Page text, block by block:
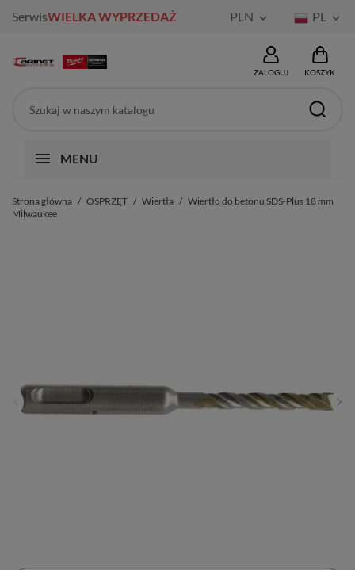
SerwisWIELKA WYPRZEDAŻ PLN  PL 
ZALOGUJ KOSZYK
MENU
Strona główna OSPRZĘT Wiertła
Wiertło do betonu SDS-Plus 18 mm
Milwaukee